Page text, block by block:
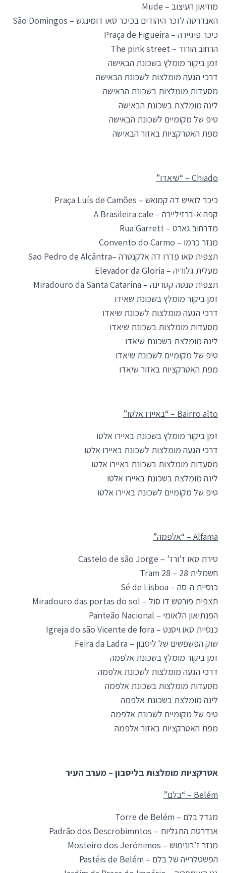
מוזיאון העיצוב – Mude
האנדרטה לזכר היהודים בכיכר סאו דומינגש – São Domingos
כיכר פיגיירה – Praça de Figueira
הרחוב הורוד – The pink street
זמן ביקור מומלץ בשכונת הבאישה
דרכי הגעה מומלצות לשכונת הבאישה
מסעדות מומלצות בשכונת הבאישה
לינה מומלצת בשכונת הבאישה
טיפ של מקומיים לשכונת הבאישה
מפת האטרקציות באזור הבאישה
Chiado – “שיאדו”
כיכר לואיש דה קמואש – Praça Luís de Camões
קפה א-ברזיליירה – A Brasileira cafe
מדרחוב גארט – Rua Garrett
מנזר כרמו – Convento do Carmo
תצפית סאו פדרו דה אלקנטרה –Sao Pedro de Alcântra
מעלית גלוריה – Elevador da Gloria
תצפית סנטה קטרינה – Miradouro da Santa Catarina
זמן ביקור מומלץ בשכונת שאידו
דרכי הגעה מומלצות לשכונת שיאדו
מסעדות מומלצות בשכונת שיאדו
לינה מומלצת בשכונת שיאדו
טיפ של מקומיים לשכונת שיאדו
מפת האטרקציות באזור שיאדו
Bairro alto – “באיירו אלטו”
זמן ביקור מומלץ בשכונת באיירו אלטו
דרכי הגעה מומלצות לשכונת באיירו אלטו
מסעדות מומלצות בשכונת באיירו אלטו
לינה מומלצת בשכונת באיירו אלטו
טיפ של מקומיים לשכונת באיירו אלטו
Alfama – “אלפמה”
טירת סאו ז’ורז’ – Castelo de são Jorge
חשמלית 28 – Tram 28
כנסיית ה-סה – Sé de Lisboa
תצפית פורטש דו סול – Miradouro das portas do sol
הפנתיאון הלאומי – Panteão Nacional
כנסיית סאו ויסנט – Igreja do são Vicente de fora
שוק הפשפשים של ליסבון – Feira da Ladra
זמן ביקור מומלץ בשכונת אלפמה
דרכי הגעה מומלצות לשכונת אלפמה
מסעדות מומלצות בשכונת אלפמה
לינה מומלצת בשכונת אלפמה
טיפ של מקומיים לשכונת אלפמה
מפת האטרקציות באזור אלפמה
אטרקציות מומלצות בליסבון – מערב העיר
Belém – “בלם”
מגדל בלם – Torre de Belém
אנדרטת התגליות – Padrão dos Descrobimntos
מנזר ז’רונימוש – Mosteiro dos Jerónimos
הפשטלרייה של בלם – Pastéis de Belém